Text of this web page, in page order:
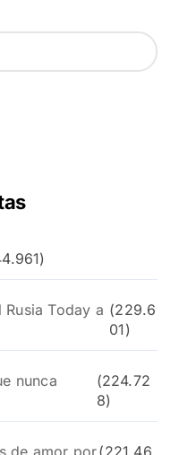
Today a (229.6
01)
nunca
(224.72
8)
de amor por(221.46